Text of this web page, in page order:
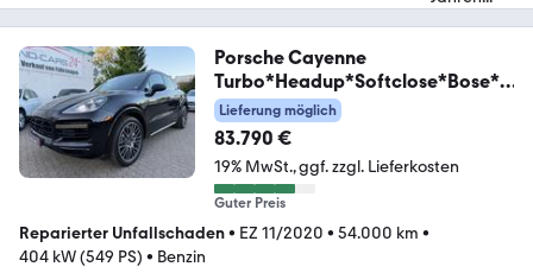
Porsche Cayenne
Turbo*Headup*Softclose*Bose*P
ano*
Lieferung möglich
83.790 €
19% MwSt. ggf. zzgl. Lieferkosten
Guter Preis
Reparierter Unfallschaden• EZ 11/2020 • 54.000 km •
404 kW (549 PS) • Benzin